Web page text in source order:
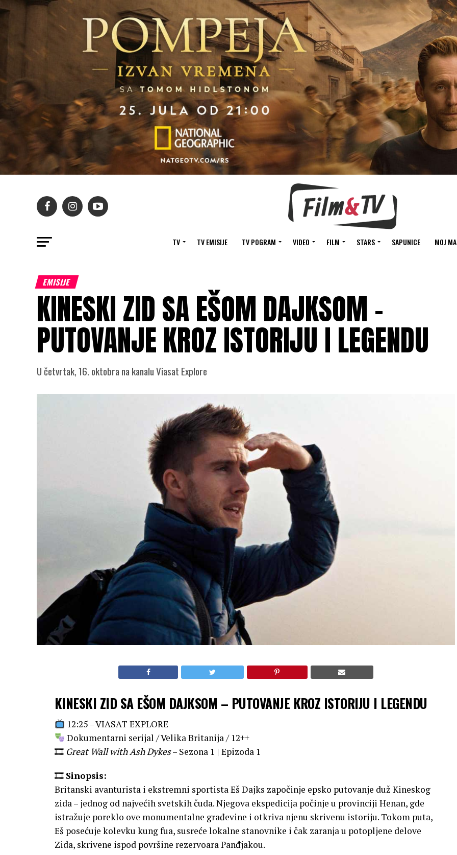
TV TV EMISIJE TV POGRAM VIDEO FILM STARS SAPUNICE MOJ
EMISIJE
KINESKI ZID SA EŠOM DAJKSOM –
PUTOVANJE KROZ ISTORIJU I LEGENDU
U četvrtak, 16. oktobra na kanalu Viasat Explore
KINESKI ZID SA EŠOM DAJKSOM – PUTOVANJE KROZ ISTORIJU I LEGENDU
12:25 – VIASAT EXPLORE
Dokumentarni serijal / Velika Britanija / 12++
🎞 Great Wall with Ash Dykes– Sezona 1 | Epizoda 1
🎞 Sinopsis:
Britanski avanturista i ekstremni sportista Eš Dajks započinje epsko putovanje duž Kineskog
zida – jednog od najvećih svetskih čuda. Njegova ekspedicija počinje u provinciji Henan, gde
istražuje poreklo ove monumentalne građevine i otkriva njenu skrivenu istoriju. Tokom puta,
Eš posećuje kolevku kung fua, susreće lokalne stanovnike i čak zaranja u potopljene delove
Zida, skrivene ispod površine rezervoara Panđjakou.